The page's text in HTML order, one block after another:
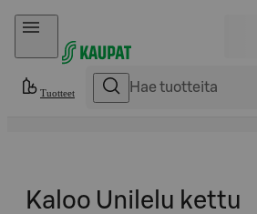
Hyppää sisältöön
Tuotteet
Kaloo Unilelu kettu